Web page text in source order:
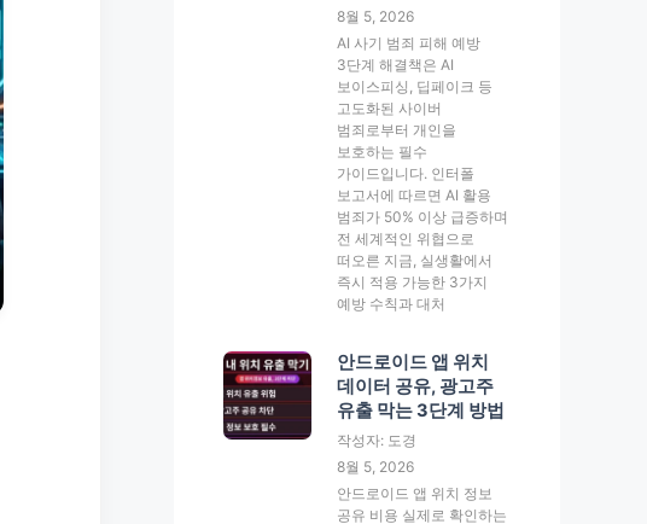
8월 5, 2026
AI 사기 범죄 피해 예방
3단계 해결책은 AI
보이스피싱, 딥페이크 등
고도화된 사이버
범죄로부터 개인을
보호하는 필수
가이드입니다. 인터폴
보고서에 따르면 AI 활용
범죄가 50% 이상 급증하며
전 세계적인 위협으로
떠오른 지금, 실생활에서
즉시 적용 가능한 3가지
예방 수칙과 대처
안드로이드 앱 위치
데이터 공유, 광고주
유출 막는 3단계 방법
작성자: 도경
8월 5, 2026
안드로이드 앱 위치 정보
공유 비용 실제로 확인하는